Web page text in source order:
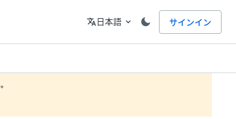
言語
translate日本語 expand_more サインイン